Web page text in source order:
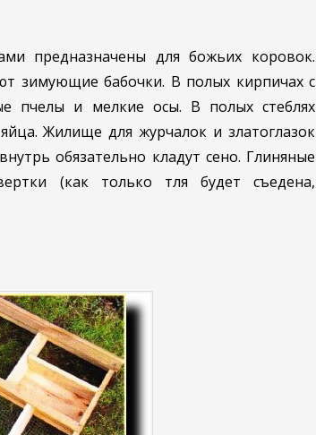
предназначены для божьих коровок.
зимующие бабочки. В полых кирпичах с
пчелы и мелкие осы. В полых стеблях
Жилище для журчалок и златоглазок
обязательно кладут сено. Глиняные
(как только тля будет съедена,